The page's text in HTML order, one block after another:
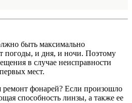
быть максимально
погоды, и дня, и ночи. Поэтому
в случае неисправности
мест.
ремонт фонарей? Если произошло
способность линзы, а также ее